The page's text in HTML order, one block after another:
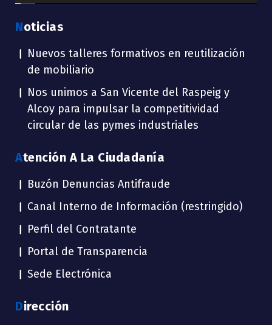
Noticias
Nuevos talleres formativos en reutilización
de mobiliario
Nos unimos a San Vicente del Raspeig y
Alcoy para impulsar la competitividad
circular de las pymes industriales
Atención A La Ciudadanía
Buzón Denuncias Antifraude
Canal Interno de Información (restringido)
Perfil del Contratante
Portal de Transparencia
Sede Electrónica
Dirección